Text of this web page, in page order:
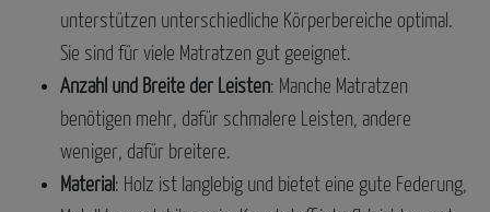
unterstützen unterschiedliche Körperbereiche optimal.
Sie sind für viele Matratzen gut geeignet.
Anzahl und Breite der Leisten: Manche Matratzen
benötigen mehr, dafür schmalere Leisten, andere
weniger, dafür breitere.
Material: Holz ist langlebig und bietet eine gute Federung,